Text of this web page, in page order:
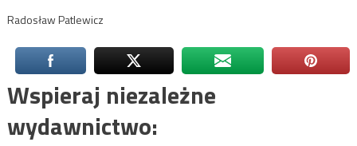
Radosław Patlewicz
Wspieraj niezależne
wydawnictwo: